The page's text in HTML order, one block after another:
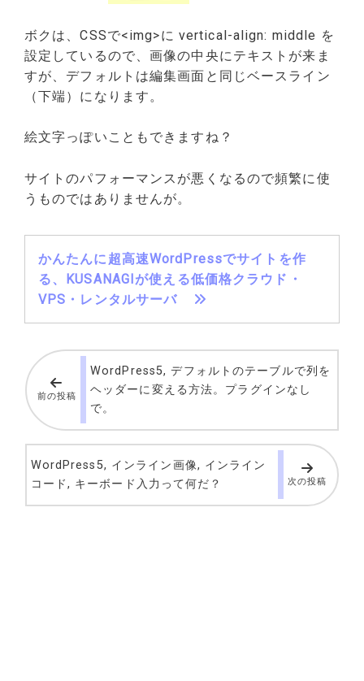
ボクは、CSSで<img>に vertical-align: middle を
設定しているので、画像の中央にテキストが来ま
すが、デフォルトは編集画面と同じベースライン
（下端）になります。
絵文字っぽいこともできますね？
サイトのパフォーマンスが悪くなるので頻繁に使
うものではありませんが。
かんたんに超高速WordPressでサイトを作
る、KUSANAGIが使える低価格クラウド・
VPS・レンタルサーバ
前の投稿
WordPress5, デフォルトのテーブルで列を
ヘッダーに変える方法。プラグインなし
で。
WordPress5, インライン画像, インライン
コード, キーボード入力って何だ？
次の投稿